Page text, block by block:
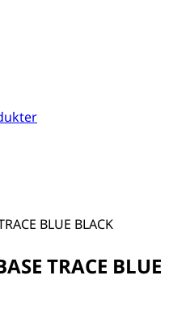
BLUE BLACK
TRACE BLUE